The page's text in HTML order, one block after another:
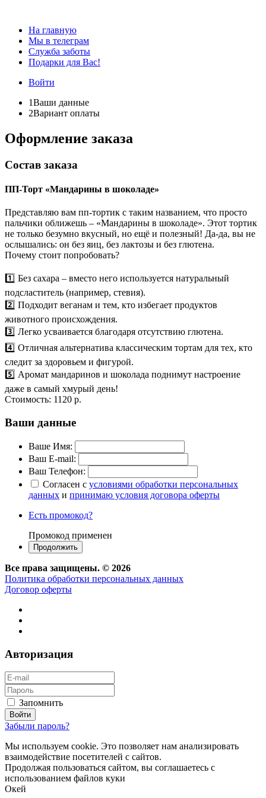
На главную
Мы в телеграм
Служба заботы
Подарки для Вас!
Войти
1Ваши данные
2Вариант оплаты
Оформление заказа
Состав заказа
ПП-Торт «Мандарины в шоколаде»
Представляю вам пп-тортик с таким названием, что просто
пальчики оближешь – «Мандарины в шоколаде». Этот тортик
не только безумно вкусный, но ещё и полезный! Да-да, вы не
ослышались: он без яиц, без лактозы и без глютена.
Почему стоит попробовать?
1️⃣ Без сахара – вместо него используется натуральный
подсластитель (например, стевия).
2️⃣ Подходит веганам и тем, кто избегает продуктов
животного происхождения.
3️⃣ Легко усваивается благодаря отсутствию глютена.
4️⃣ Отличная альтернатива классическим тортам для тех, кто
следит за здоровьем и фигурой.
5️⃣ Аромат мандаринов и шоколада поднимут настроение
даже в самый хмурый день!
Стоимость: 1120 р.
Ваши данные
Ваше Имя:
Ваш E-mail:
Ваш Телефон:
Согласен с условиями обработки персональных
данных и принимаю условия договора оферты
Есть промокод?
Промокод применен
Все права защищены. © 2026
Политика обработки персональных данных
Договор оферты
Авторизация
Запомнить
Забыли пароль?
Мы используем cookie. Это позволяет нам анализировать
взаимодействие посетителей с сайтов.
Продолжая пользоваться сайтом, вы соглашаетесь с
использованием файлов куки
Окей